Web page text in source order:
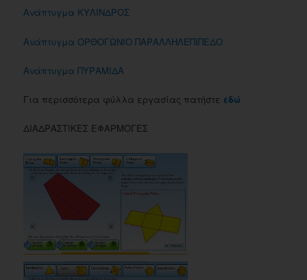
Ανάπτυγμα ΚΥΛΙΝΔΡΟΣ
Ανάπτυγμα ΟΡΘΟΓΩΝΙΟ ΠΑΡΑΛΛΗΛΕΠΙΠΕΔΟ
Ανάπτυγμα ΠΥΡΑΜΙΔΑ
Για περισσότερα φύλλα εργασίας πατήστε εδώ
ΔΙΑΔΡΑΣΤΙΚΕΣ ΕΦΑΡΜΟΓΕΣ